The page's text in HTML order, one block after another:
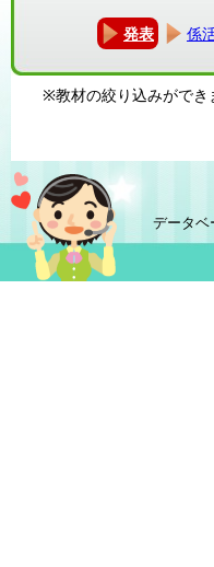
発表 係
※教材の絞り込みができ
データベ